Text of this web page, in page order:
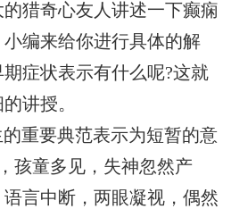
猎奇心友人讲述一下癫痫
编来给你进行具体的解
症状表示有什么呢?这就
讲授。
重要典范表示为短暂的意
孩童多见，失神忽然产
言中断，两眼凝视，偶然